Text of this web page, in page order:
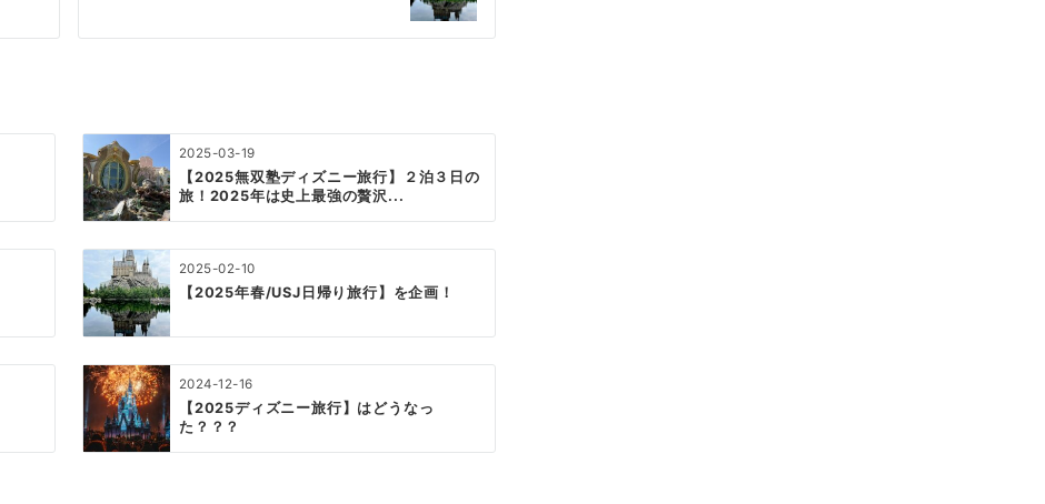
2025-03-19
【2025無双塾ディズニー旅行】２泊３日の
旅！2025年は史上最強の贅沢...
2025-02-10
【2025年春/USJ日帰り旅行】を企画！
2024-12-16
【2025ディズニー旅行】はどうなっ
た？？？